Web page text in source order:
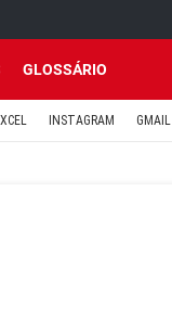
GLOSSÁRIO
INSTAGRAM GMAIL